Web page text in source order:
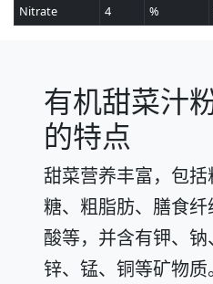
Nitrate
4 %
有机甜菜汁
的特点
甜菜营养丰富，包
糖、粗脂肪、膳食
酸等，并含有钾、钠
锌、锰、铜等矿物